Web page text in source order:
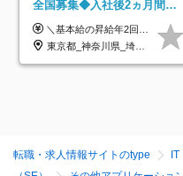
全国募集◆入社後2ヵ月間は
研修のみ◆フルリモート
OK◆残業月3h◆服装髪型自
＼基本給の昇給年2回＆プロジェクト手当による昇給年12回！！／ 【経験者の場合】 月給33万円～70万円＋プロジェクト手当＋資格手当 ★スキルや経験を考慮の上、優遇します ★上記給与には固定残業代20時間分(月4万3883円～)を含みます。残業が超過した場合は、追加支給します(残業は月平均3時間とほぼ発生しません。残業がなくても、固定残業代は支給されます) ★試用期間中も、月給や福利厚生等は同じです ---------- 【未経験者の場合】 月給26万円～50万円＋プロジェクト手当＋資格手当 ★スキルや経験を考慮の上、優遇します ★上記給与には固定残業代20時間分(月3万719円～)を含みます。残業が超過した場合は、追加支給します(残業は月平均3時間とほぼ発生しません。残業がなくても、固定残業代は支給されます) ★試用期間6ヵ月あり ・1ヶ月目～：月給23万円～ ・2ヶ月目～6ヶ月目：月給23万円～＋プロジェクト手当1～3万円 （上記給与にはそれぞれ固定残業代20時間分(月3万719円～)を含み、超過した場合は追加支給します。） ---------- 【プロジェクト手当について】 参画するプロジェクトの単価に応じて毎月の歩合給を支給します 業界内でもトップクラスの高還元です！
東京都_神奈川県_埼玉県_千葉県_大阪府_愛知県_北海道_青森県_岩手県_宮城県_秋田県_山形県_福島県_茨城県_栃木県_群馬県_新潟県_山梨県_長野県_富山県_石川県_福井県_静岡県_岐阜県_三重県_兵庫県_京都府_滋賀県_奈良県_和歌山県_広島県_岡山県_鳥取県_島根県_山口県_徳島県_香川県_愛媛県_高知県_福岡県_熊本県_佐賀県_長崎県_大分県_宮崎県_鹿児島県_沖縄県
転職・求人情報サイトのtype IT